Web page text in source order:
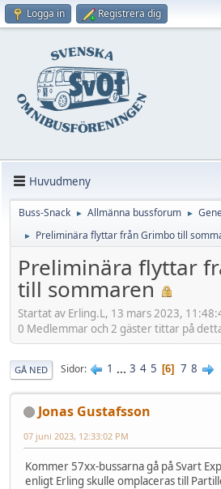
Logga in Registrera dig
Huvudmeny
Buss-Snack ► Allmänna bussforum ►
► Preliminära flyttar från Grimbo till
Preliminära flyttar
till sommaren
Startat av Erling.L, 13 mars 2023,
0 Medlemmar och 2 gäster tittar på
GÅ NED Sidor 1 ... 3 4 5 6 7 8
Jonas Gustafsson
07 juni 2023, 12:33:02 PM
Kommer 57xx-bussarna gå på Svart
enligt Erling skulle omplaceras till